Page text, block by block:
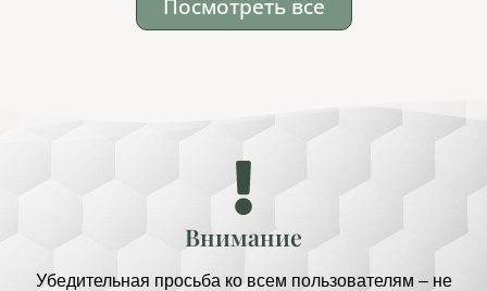
Внимание
Убедительная просьба ко всем пользователям – не